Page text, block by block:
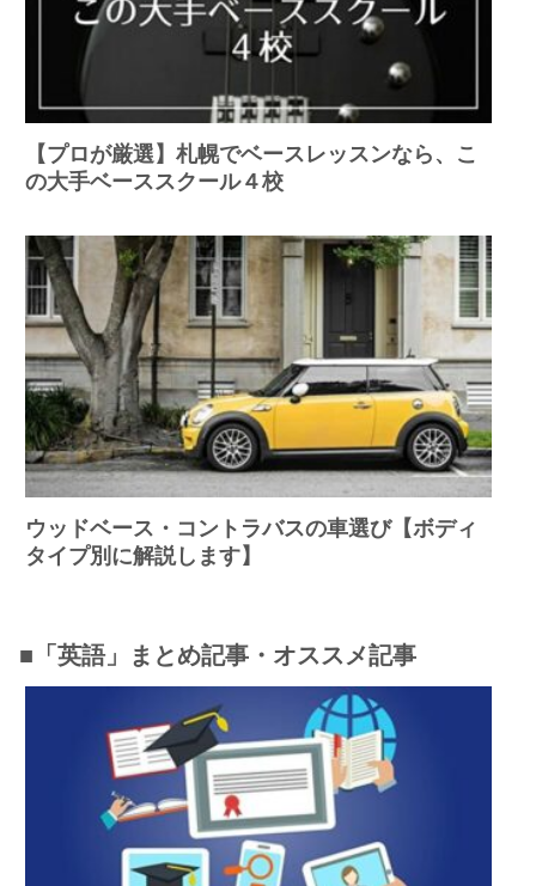
【プロが厳選】札幌でベースレッスンなら、こ
の大手ベーススクール４校
ウッドベース・コントラバスの車選び【ボディ
タイプ別に解説します】
■「英語」まとめ記事・オススメ記事